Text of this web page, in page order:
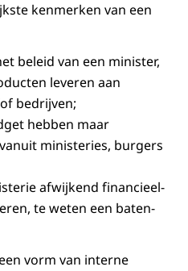
kenmerken van een
beleid van een minister,
leveren aan
bedrijven;
hebben maar
ministeries, burgers
afwijkend financieel-
te weten een baten-
vorm van interne